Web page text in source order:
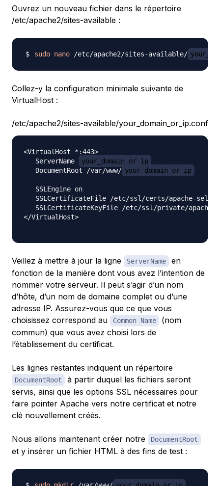
Ouvrez un nouveau fichier dans le répertoire
/etc/apache2/sites-available :
sudo nano /etc/apache2/sites-available/
Collez-y la configuration minimale suivante de
VirtualHost :
/etc/apache2/sites-available/your_domain_or_ip.conf
<VirtualHost *:443>
   ServerName
your_domain_or_ip
   DocumentRoot /var/www/
your_domain_or_ip
   SSLEngine on
SSLCertificateFile /etc/ssl/certs/apache-
SSLCertificateKeyFile /etc/ssl/private/apache-
</VirtualHost>
Veillez à mettre à jour la ligne ServerName
en
fonction de la manière dont vous avez l’intention de
nommer votre serveur. Il peut s’agir d’un nom
d’hôte, d’un nom de domaine complet ou d’une
adresse IP. Assurez-vous que ce que vous
choisissez correspond au
Common Name
(nom
commun) que vous avez choisi lors de
l’établissement du certificat.
Les lignes restantes indiquent un répertoire
DocumentRoot
à partir duquel les fichiers seront
servis, ainsi que les options SSL nécessaires pour
faire pointer Apache vers notre certificat et notre
clé nouvellement créés.
Nous allons maintenant créer notre DocumentRoot
et y insérer un fichier HTML à des fins de test :